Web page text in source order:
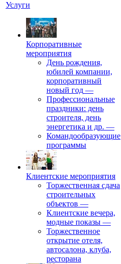
Услуги
Корпоративные
мероприятия
День рождения,
юбилей компании,
корпоративный
новый год —
Профессиональные
праздники: день
строителя, день
энергетика и др. —
Командообразующие
программы
Клиентские мероприятия
Торжественная сдача
строительных
объектов —
Клиентские вечера,
модные показы —
Торжественное
открытие отеля,
автосалона, клуба,
ресторана